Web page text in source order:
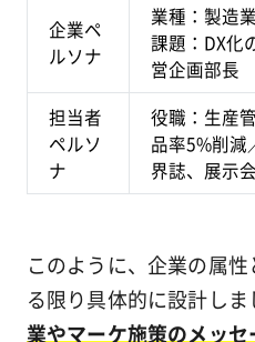
企業ペ
ルソナ
業種：製造
課題：DX化
営企画部長
担当者
ペルソ
ナ
役職：生産
品率5%削減
界誌、展示会
このように、企業の属
る限り具体的に設計しま
業やマーケ施策のメッ